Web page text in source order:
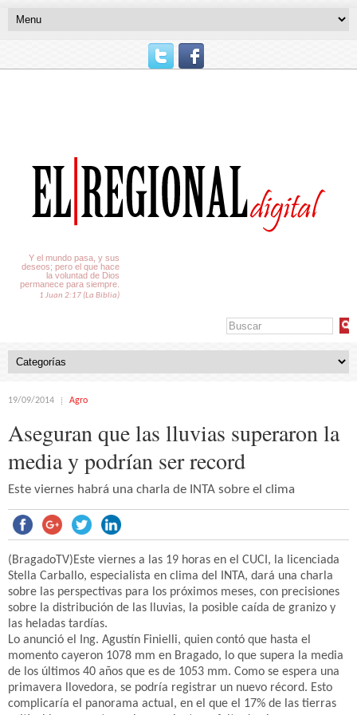
Y el mundo pasa, y sus
deseos; pero el que hace
la voluntad de Dios
permanece para siempre.
1 Juan 2:17 (La Biblia)
19/09/2014 Agro
Aseguran que las lluvias superaron la
media y podrían ser record
Este viernes habrá una charla de INTA sobre el clima
(BragadoTV)Este viernes a las 19 horas en el CUCI, la licenciada
Stella Carballo, especialista en clima del INTA, dará una charla
sobre las perspectivas para los próximos meses, con precisiones
sobre la distribución de las lluvias, la posible caída de granizo y
las heladas tardías.
Lo anunció el Ing. Agustín Finielli, quien contó que hasta el
momento cayeron 1078 mm en Bragado, lo que supera la media
de los últimos 40 años que es de 1053 mm. Como se espera una
primavera llovedora, se podría registrar un nuevo récord. Esto
complicaría el panorama actual, en el que el 17% de las tierras